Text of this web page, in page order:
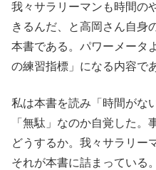
我々サラリーマンも時間の
きるんだ、と高岡さん自身
本書である。パワーメータ
の練習指標」になる内容で
私は本書を読み「時間がな
「無駄」なのか自覚した。
どうするか。我々サラリー
それが本書に詰まっている。